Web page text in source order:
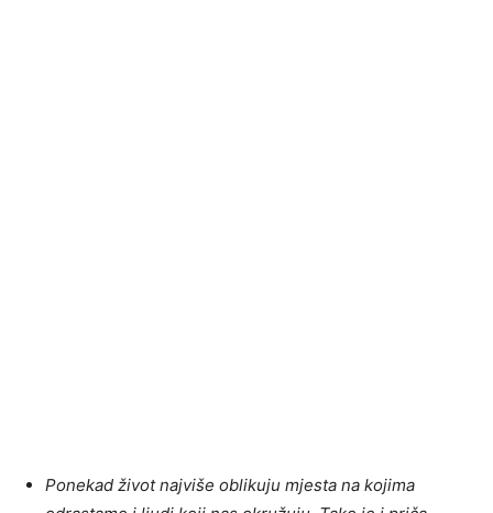
Ponekad život najviše oblikuju mjesta na kojima